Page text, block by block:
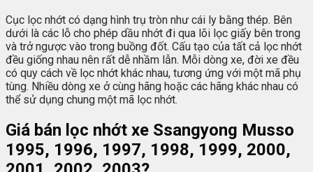
Cục lọc nhớt có dạng hình trụ tròn như cái ly bằng thép. Bên
dưới là các lỗ cho phép dầu nhớt đi qua lõi lọc giấy bên trong
và trở ngược vào trong buồng đốt. Cấu tạo của tất cả lọc nhớt
đều giống nhau nên rất dễ nhầm lẫn. Mỗi dòng xe, đời xe đều
có quy cách về lọc nhớt khác nhau, tương ứng với một mã phụ
tùng. Nhiều dòng xe ở cùng hãng hoặc các hãng khác nhau có
thể sử dụng chung một mã lọc nhớt.
Giá bán lọc nhớt xe Ssangyong Musso
1995, 1996, 1997, 1998, 1999, 2000,